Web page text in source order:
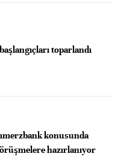
toparlandı
konusunda
hazırlanıyor